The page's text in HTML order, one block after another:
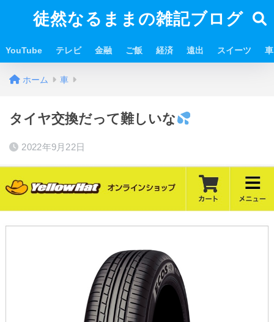
徒然なるままの雑記ブログ
YouTube テレビ 金融 ご飯 経済 遠出 スイーツ 車
ホーム 車
タイヤ交換だって難しいな
2022年9月22日